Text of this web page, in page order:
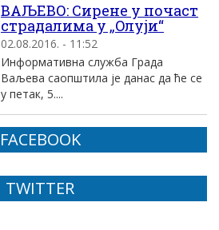
ВАЉЕВО: Сирене у почаст
страдалима у „Oлуjи“
02.08.2016. - 11:52
Информативна служба Града
Ваљева саопштила jе данас да ће се
у петак, 5....
FACEBOOK
TWITTER